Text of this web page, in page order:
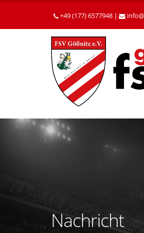
Betätigen
die
+49 (177) 6577948 | info
Nachricht